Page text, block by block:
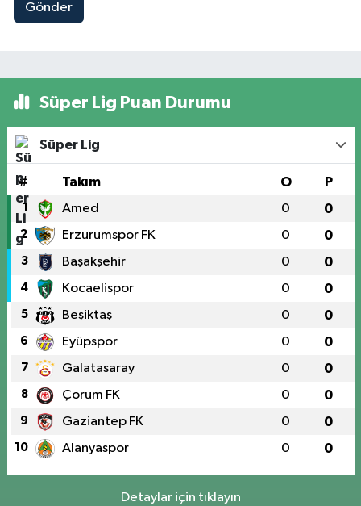
Gönder
Süper Lig Puan Durumu
Süper Lig
# Takım O P
1 Amed 0 0
2 Erzurumspor FK 0 0
3 Başakşehir 0 0
4 Kocaelispor 0 0
5 Beşiktaş 0 0
6 Eyüpspor 0 0
7 Galatasaray 0 0
8 Çorum FK 0 0
9 Gaziantep FK 0 0
10 Alanyaspor 0 0
Detaylar için tıklayın